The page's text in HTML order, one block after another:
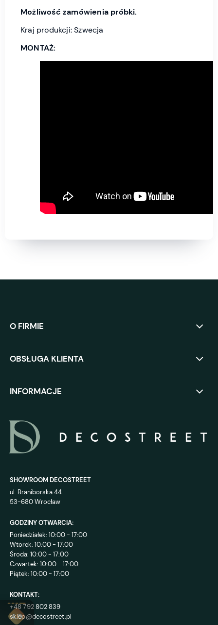
Możliwość zamówienia próbki.
Kraj produkcji: Szwecja
MONTAŻ:
O FIRMIE
OBSŁUGA KLIENTA
INFORMACJE
SHOWROOM DECOSTREET
ul. Braniborska 44
53-680 Wrocław
GODZINY OTWARCIA:
Poniedziałek: 10:00 - 17:00
Wtorek: 10:00 - 17:00
Środa: 10:00 - 17:00
Czwartek: 10:00 - 17:00
Piątek: 10:00 - 17:00
KONTAKT:
+48 792 802 839
sklep@decostreet.pl
4.9